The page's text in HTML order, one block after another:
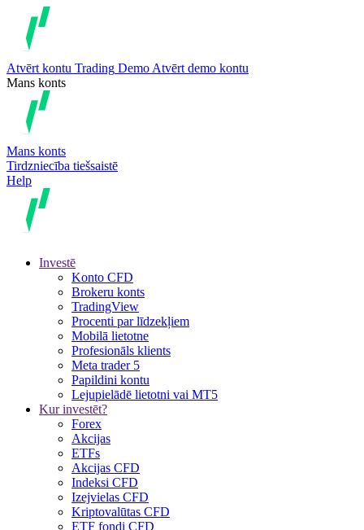
Atvērt kontu Trading Demo Atvērt demo kontu
Mans konts
Mans konts
Tirdzniecība tiešsaistē
Help
Investē
Konto CFD
Brokeru konts
TradingView
Procenti par līdzekļiem
Mobilā lietotne
Profesionāls klients
Meta trader 5
Papildini kontu
Lejupielādē lietotni vai MT5
Kur investēt?
Forex
Akcijas
ETFs
Akcijas CFD
Indeksi CFD
Izejvielas CFD
Kriptovalūtas CFD
ETF fondi CFD